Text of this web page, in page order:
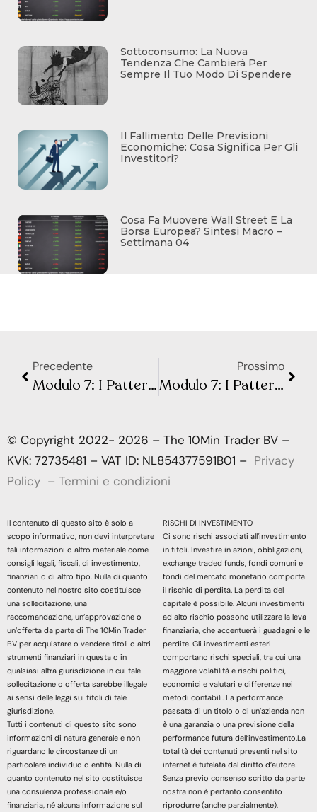
Sottoconsumo: La Nuova
Tendenza Che Cambierà Per
Sempre Il Tuo Modo Di Spendere
Il Fallimento Delle Previsioni
Economiche: Cosa Significa Per Gli
Investitori?
Cosa Fa Muovere Wall Street E La
Borsa Europea? Sintesi Macro –
Settimana 04
Precedente
Modulo 7: I Pattern Armonici – Lezione 3: Il Bat Pattern
Prossimo
Modulo 7: I Pattern Armonici – Lezione 5: Il Butterfly Pattern
© Copyright 2022- 2026 – The 10Min Trader BV –
KVK: 72735481 – VAT ID: NL854377591B01 – Privacy
Policy – Termini e condizioni
Il contenuto di questo sito è solo a
scopo informativo, non devi interpretare
tali informazioni o altro materiale come
consigli legali, fiscali, di investimento,
finanziari o di altro tipo. Nulla di quanto
contenuto nel nostro sito costituisce
una sollecitazione, una
raccomandazione, un’approvazione o
un’offerta da parte di The 10Min Trader
BV per acquistare o vendere titoli o altri
strumenti finanziari in questa o in
qualsiasi altra giurisdizione in cui tale
sollecitazione o offerta sarebbe illegale
ai sensi delle leggi sui titoli di tale
giurisdizione.
Tutti i contenuti di questo sito sono
informazioni di natura generale e non
riguardano le circostanze di un
particolare individuo o entità. Nulla di
quanto contenuto nel sito costituisce
una consulenza professionale e/o
finanziaria, né alcuna informazione sul
RISCHI DI INVESTIMENTO
Ci sono rischi associati all’investimento
in titoli. Investire in azioni, obbligazioni,
exchange traded funds, fondi comuni e
fondi del mercato monetario comporta
il rischio di perdita. La perdita del
capitale è possibile. Alcuni investimenti
ad alto rischio possono utilizzare la leva
finanziaria, che accentuerà i guadagni e le
perdite. Gli investimenti esteri
comportano rischi speciali, tra cui una
maggiore volatilità e rischi politici,
economici e valutari e differenze nei
metodi contabili. La performance
passata di un titolo o di un’azienda non
è una garanzia o una previsione della
performance futura dell’investimento.La
totalità dei contenuti presenti nel sito
internet è tutelata dal diritto d’autore.
Senza previo consenso scritto da parte
nostra non è pertanto consentito
riprodurre (anche parzialmente),